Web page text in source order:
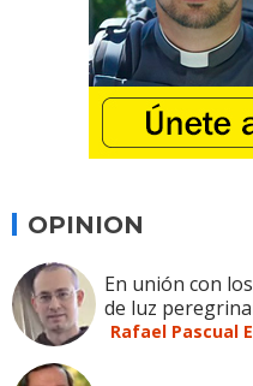
OPINION
En unión con
de luz
Rafael Pascual